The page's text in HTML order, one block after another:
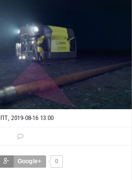
ПТ, 2019-08-16 13:00
Google+ 0